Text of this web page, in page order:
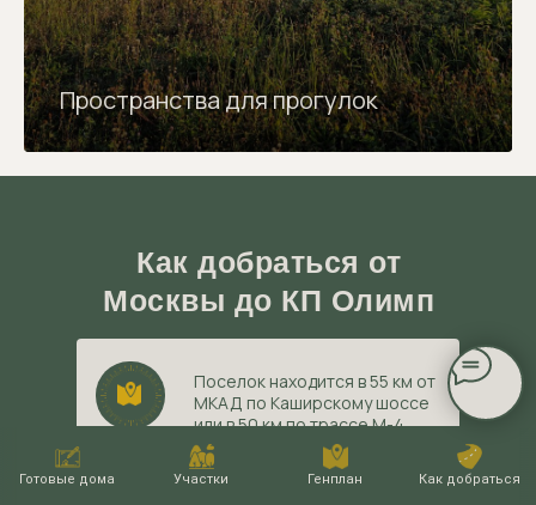
Готовые дома Участки Генплан Как добраться
Пространства для прогулок
Поселок находится в 55 км от
МКАД по Каширскому шоссе
или в 50 км по трассе М-4
ДОН.
Введите в навигаторе
Как добраться от
Москвы до КП Олимп